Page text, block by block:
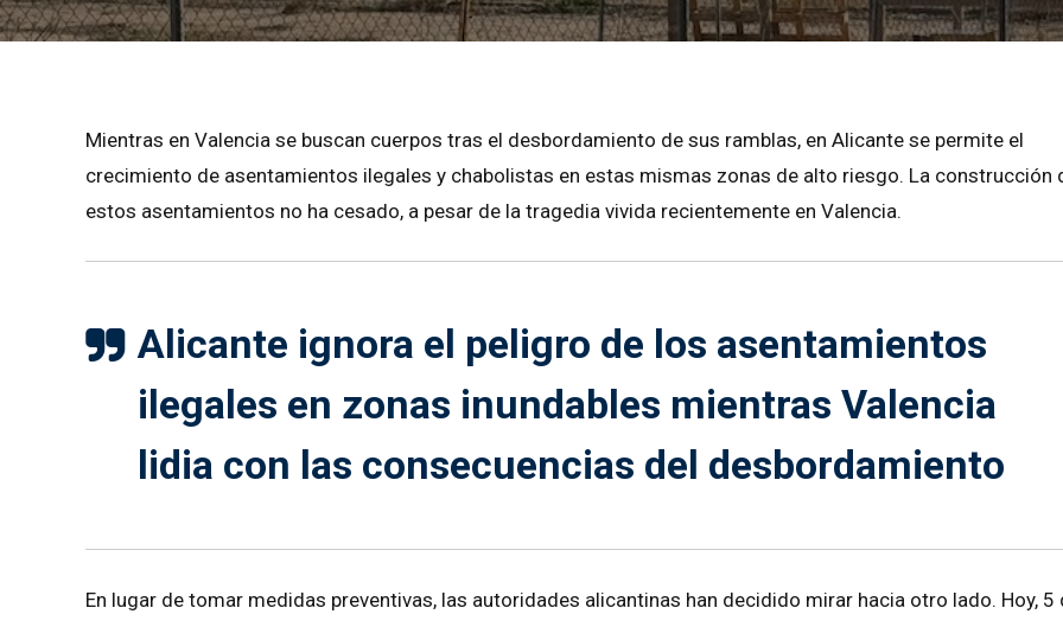
Mientras en Valencia se buscan cuerpos tras el desbordamiento de sus ramblas, en Alicante se permite el
crecimiento de asentamientos ilegales y chabolistas en estas mismas zonas de alto riesgo. La construcción
estos asentamientos no ha cesado, a pesar de la tragedia vivida recientemente en Valencia.
Alicante ignora el peligro de los asentamientos
ilegales en zonas inundables mientras Valencia
lidia con las consecuencias del desbordamiento
En lugar de tomar medidas preventivas, las autoridades alicantinas han decidido mirar hacia otro lado. Hoy, 5